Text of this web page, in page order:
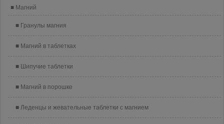
Магний
Гранулы магния
Магний в таблетках
Шипучие таблетки
Магний в порошке
Леденцы и жевательные таблетки с магнием